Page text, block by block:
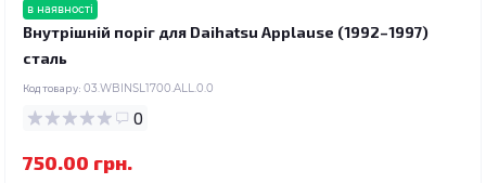
в наявності
Внутрішній поріг для Daihatsu Applause (1992–1997)
сталь
Код товару: 03.WBINSL1700.ALL.0.0
0
750.00 грн.